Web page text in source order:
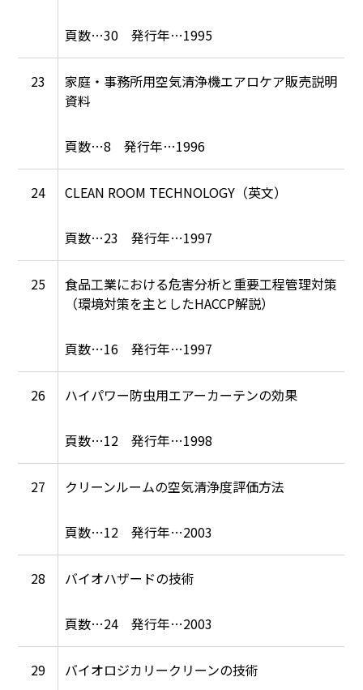
30 1995
23
家庭・事務所用空気清浄機エアロケア販売説明
資料
8 1996
24 CLEAN ROOM TECHNOLOGY（英文）
23 1997
25
食品工業における危害分析と重要工程管理対策
（環境対策を主としたHACCP解説）
16 1997
26 ハイパワー防虫用エアーカーテンの効果
12 1998
27 クリーンルームの空気清浄度評価方法
12 2003
28 バイオハザードの技術
24 2003
29 バイオロジカリークリーンの技術